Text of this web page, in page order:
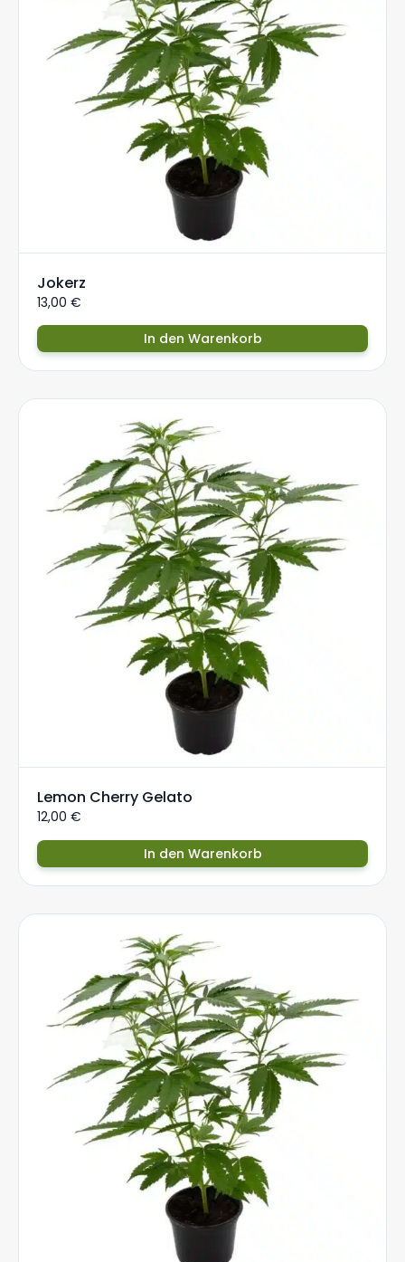
Jokerz
13,00 €
In den Warenkorb
Lemon Cherry Gelato
12,00 €
In den Warenkorb